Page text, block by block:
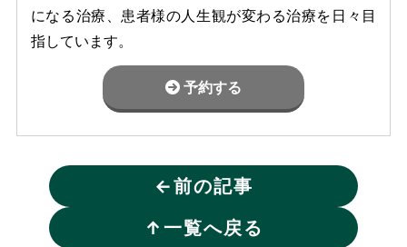
になる治療、患者様の人生観が変わる治療を日々目
指しています。
予約する
←前の記事
↑ 一覧へ戻る